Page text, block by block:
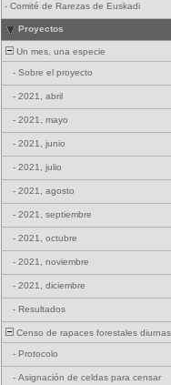
- Comité de Rarezas de Euskadi
Proyectos
Un mes, una especie
- Sobre el proyecto
- 2021, abril
- 2021, mayo
- 2021, junio
- 2021, julio
- 2021, agosto
- 2021, septiembre
- 2021, octubre
- 2021, noviembre
- 2021, diciembre
- Resultados
Censo de rapaces forestales diurnas
- Protocolo
- Asignación de celdas para censar